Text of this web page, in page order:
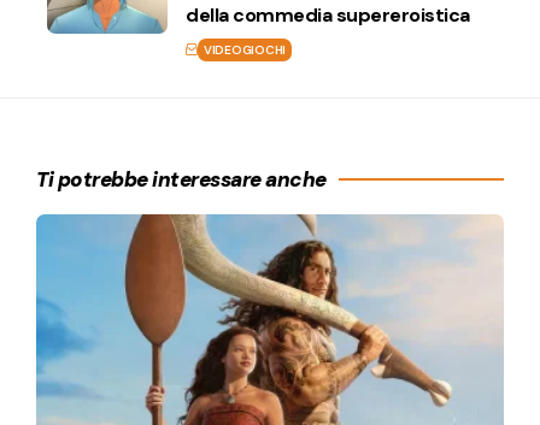
della commedia supereroistica
VIDEOGIOCHI
Ti potrebbe interessare anche